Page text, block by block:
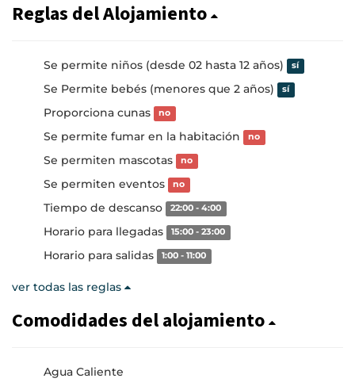
Reglas del Alojamiento
Se permite niños (desde 02 hasta 12 años) sí
Se Permite bebés (menores que 2 años) sí
Proporciona cunas no
Se permite fumar en la habitación no
Se permiten mascotas no
Se permiten eventos no
Tiempo de descanso 22:00 - 4:00
Horario para llegadas 15:00 - 23:00
Horario para salidas 1:00 - 11:00
ver todas las reglas
Comodidades del alojamiento
Agua Caliente